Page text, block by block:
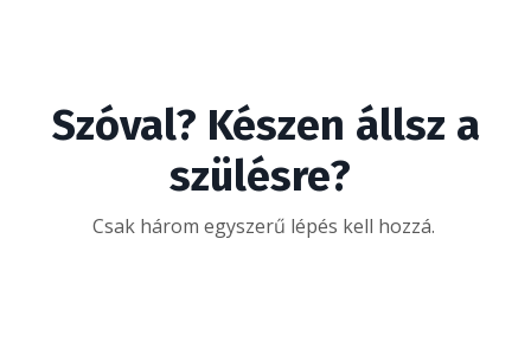
Szóval? Készen állsz a
szülésre?
Csak három egyszerű lépés kell hozzá.